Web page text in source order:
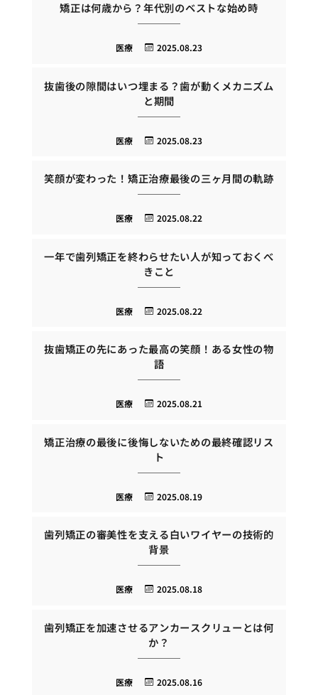
矯正は何歳から？年代別のベストな始め時
2025.08.23
医療
抜歯後の隙間はいつ埋まる？歯が動くメカニズム
と期間
2025.08.23
医療
笑顔が変わった！矯正治療最後の三ヶ月間の軌跡
2025.08.22
医療
一年で歯列矯正を終わらせたい人が知っておくべ
きこと
2025.08.22
医療
抜歯矯正の先にあった最高の笑顔！ある女性の物
語
2025.08.21
医療
矯正治療の最後に後悔しないための最終確認リス
ト
2025.08.19
医療
歯列矯正の審美性を支える白いワイヤーの技術的
背景
2025.08.18
医療
歯列矯正を加速させるアンカースクリューとは何
か？
2025.08.16
医療